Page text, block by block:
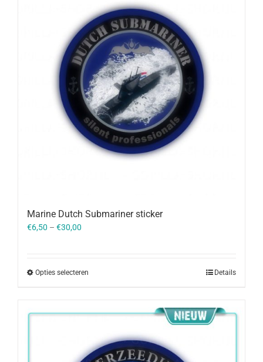
Marine Dutch Submariner sticker
€6,50 – €30,00
Opties selecteren Details